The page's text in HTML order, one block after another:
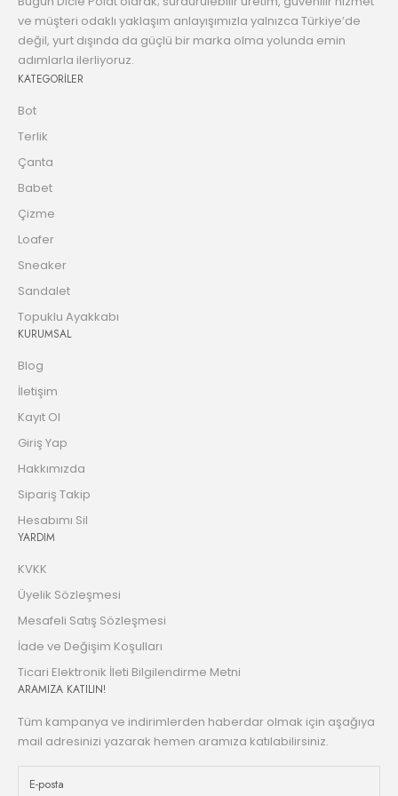
ve müşteri odaklı yaklaşım anlayışımızla yalnızca Türkiye’de
değil, yurt dışında da güçlü bir marka olma yolunda emin
adımlarla ilerliyoruz.
KATEGORİLER
Bot
Terlik
Çanta
Babet
Çizme
Loafer
Sneaker
Sandalet
Topuklu Ayakkabı
KURUMSAL
Blog
İletişim
Kayıt Ol
Giriş Yap
Hakkımızda
Sipariş Takip
Hesabımı Sil
YARDIM
KVKK
Üyelik Sözleşmesi
Mesafeli Satış Sözleşmesi
İade ve Değişim Koşulları
Ticari Elektronik İleti Bilgilendirme Metni
ARAMIZA KATILIN!
Tüm kampanya ve indirimlerden haberdar olmak için aşağıya
mail adresinizi yazarak hemen aramıza katılabilirsiniz.